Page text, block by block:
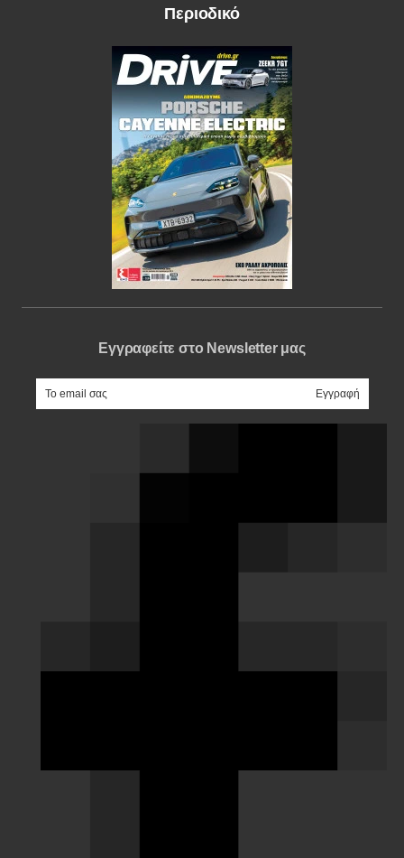
Περιοδικό
Εγγραφείτε στο Newsletter μας
e-mail